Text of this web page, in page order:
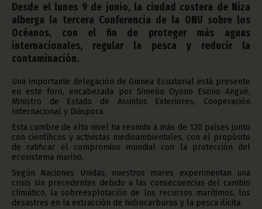
Desde el lunes 9 de junio, la ciudad costera de Niza
alberga la tercera Conferencia de la ONU sobre los
Océanos, con el fin de proteger más aguas
internacionales, regular la pesca y reducir la
contaminación.
Una importante delegación de Guinea Ecuatorial está presente
en este foro, encabezada por Simeón Oyono Esono Angué,
Ministro de Estado de Asuntos Exteriores, Cooperación
Internacional y Diáspora.
Esta cumbre de alto nivel ha reunido a más de 120 países junto
con científicos y activistas medioambientales, con el propósito
de ratificar el compromiso mundial con la protección del
ecosistema marino.
Según Naciones Unidas, nuestros mares experimentan una
crisis sin precedentes debido a las consecuencias del cambio
climático, la sobreexplotación de los recursos marítimos, los
desastres en la extracción de hidrocarburos y la pesca ilícita.